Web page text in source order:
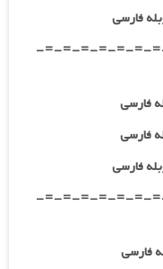
-=-=-=-=-=-=-
-=-=-=-=-=-=-